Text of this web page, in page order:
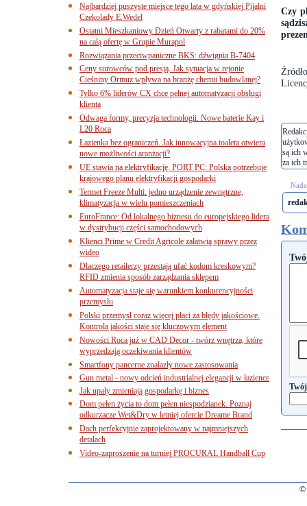
Czy
są ich
za ich
Najbardziej puszyste miejsce tego lata w gdyńskiej Pijalni
Czekolady E.Wedel
Ostatni Mieszkaniowy Dzień Otwarty z rabatami do 20%
na całą ofertę w Grupie Murapol
Rozwiązania przeciwpaniczne BKS: dźwignia B-7404
Ceny surowców pod presją. Jak sytuacja w rejonie
Cieśniny Ormuz wpływa na branżę chemii budowlanej?
Tylko 6% liderów CX chce pełnej automatyzacji obsługi
klienta
Odwaga formy, precyzja technologii. Nowe baterie Kay i
L20 Roca
Łazienka bez ograniczeń. Jak innowacyjna toaleta otwiera
nowe możliwości aranżacji?
UE stawia na elektryfikację. PORT PC: Polska potrzebuje
krajowego planu elektryfikacji gospodarki
Termet Freeze Multi: jedno urządzenie zewnętrzne,
klimatyzacja w wielu pomieszczeniach
EuroFrance: Od lokalnego biznesu do europejskiego lidera
w dystrybucji części samochodowych
Klienci Prime w Credit Agricole załatwią sprawy przez
wideo
Dlaczego retailerzy przestają ufać kodom kreskowym?
RFID zmienia sposób zarządzania sklepem
Automatyzacja staje się warunkiem konkurencyjności
przemysłu
Polski przemysł coraz więcej płaci za błędy jakościowe.
Kontrola jakości staje się kluczowym element
Nowości Roca już w CAD Decor - twórz wnętrza, które
wyprzedzają oczekiwania klientów
Smartfony pancerne znalazły nowe zastosowania
Gun metal - nowy odcień industrialnej elegancji w łazience
Jak upały zmieniają gospodarkę i biznes
Dom pełen życia to dom pełen niespodzianek. Poznaj
odkurzacze Wet&Dry w letniej ofercie Dreame Brand
Dach perfekcyjnie zaprojektowany w najmniejszych
detalach
Video-zaproszenie na turniej PROCURAL Handball Cup
©